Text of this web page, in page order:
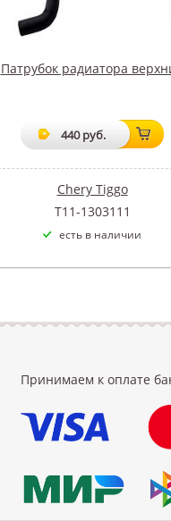
Патрубок радиатора
440 руб.
Chery Tiggo
T11-1303111
есть в наличии
Принимаем к оплате